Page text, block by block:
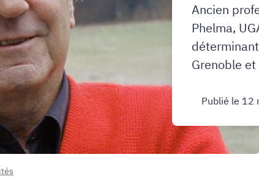
Ancien
Phelma,
Grenoble
Publié le 12